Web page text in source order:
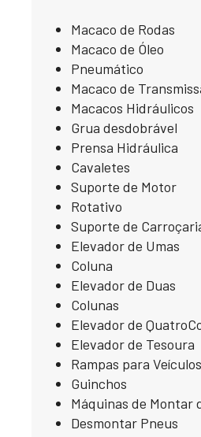
Macaco de Rodas
Macaco de Óleo
Pneumático
Macaco de
Macacos Hidráulicos
Grua desdobrável
Prensa Hidráulica
Cavaletes
Suporte de Motor
Rotativo
Suporte de
Elevador de Umas
Coluna
Elevador de Duas
Colunas
Elevador de
Elevador de Tesoura
Rampas para Veículos
Guinchos
Máquinas de Montar
Desmontar Pneus